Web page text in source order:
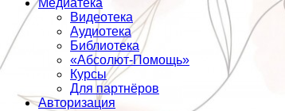
Медиатека
Видеотека
Аудиотека
Библиотека
«Абсолют-Помощь»
Курсы
Для партнёров
Авторизация